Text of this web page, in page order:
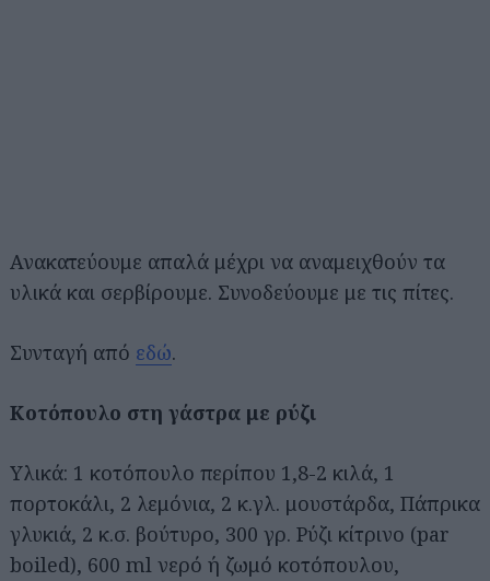
Ανακατεύουμε απαλά μέχρι να αναμειχθούν τα
υλικά και σερβίρουμε. Συνοδεύουμε με τις πίτες.
Συνταγή από εδώ.
Κοτόπουλο στη γάστρα με ρύζι
Υλικά: 1 κοτόπουλο περίπου 1,8-2 κιλά, 1
πορτοκάλι, 2 λεμόνια, 2 κ.γλ. μουστάρδα, Πάπρικα
γλυκιά, 2 κ.σ. βούτυρο, 300 γρ. Ρύζι κίτρινο (par
boiled), 600 ml νερό ή ζωμό κοτόπουλου,